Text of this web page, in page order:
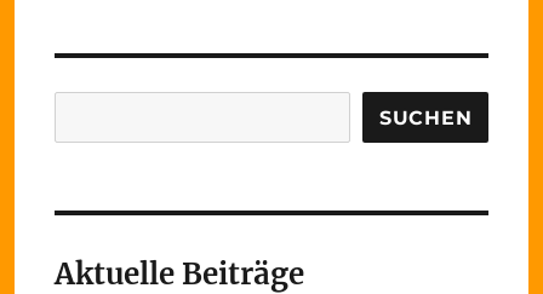
SUCHEN
Aktuelle Beiträge